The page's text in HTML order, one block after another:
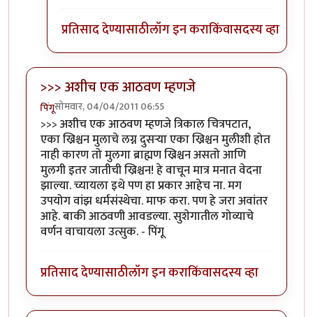
प्रतिसाद देण्यासाठीलॉग इन कराकिंवासदस्य व्हा
>>> अशीच एक आठवण म्हणजे
पिंगूसोमवार, 04/04/2011 06:55
>>> अशीच एक आठवण म्हणजे त्रिकाल चित्रपटात,
एका ख्रिश्चन मुलाचे लग्न दुसर्‍या एका ख्रिश्चन मुलीशी होत
नाही कारण तो मुलगा ब्राह्मण ख्रिश्चन असतो आणि
मुलगी इतर जातीची ख्रिश्चन! हे वाचून मात्र मनात वेदना
झाल्या. च्यायला इथे पण हा प्रकार आहेच ना. मग
उपयोग वांझ धर्मसंस्थेचा. माफ करा. पण हे जरा अवांतर
आहे. बाकी आठवणी आवडल्या. सुशेगातील गोव्याचे
वर्णन वाचायला उत्सुक. - पिंगू
प्रतिसाद देण्यासाठीलॉग इन कराकिंवासदस्य व्हा